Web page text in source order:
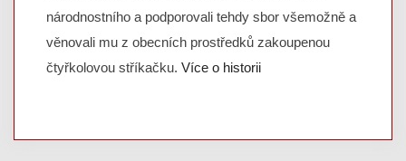
národnostního a podporovali tehdy sbor všemožně a
věnovali mu z obecních prostředků zakoupenou
čtyřkolovou stříkačku. Více o historii